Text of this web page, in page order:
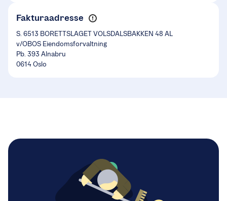
Fakturaadresse
S. 6513 BORETTSLAGET VOLSDALSBAKKEN 48 AL
v/OBOS Eiendomsforvaltning
Pb. 393 Alnabru
0614 Oslo